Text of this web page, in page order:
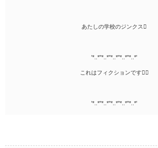
あたしの学校のジンクス
'*..*''*..*''*..*''*..*''*..*'
これはフィクションです
'*..*''*..*''*..*''*..*''*..*'